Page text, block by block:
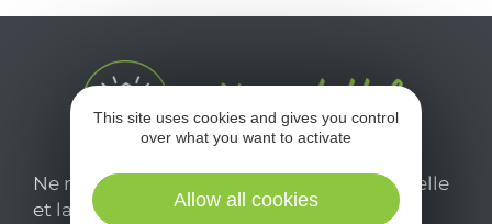
Ne manquez pas notre newsletter mensuelle
et laissez-vous inspirer pour profiter
This site uses cookies and gives you control
over what you want to activate
Allow all cookies